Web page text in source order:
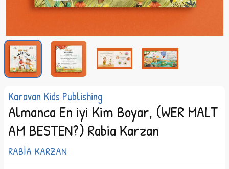
Karavan Kids Publishing
Almanca En iyi Kim Boyar, (WER MALT
AM BESTEN?) Rabia Karzan
RABİA KARZAN